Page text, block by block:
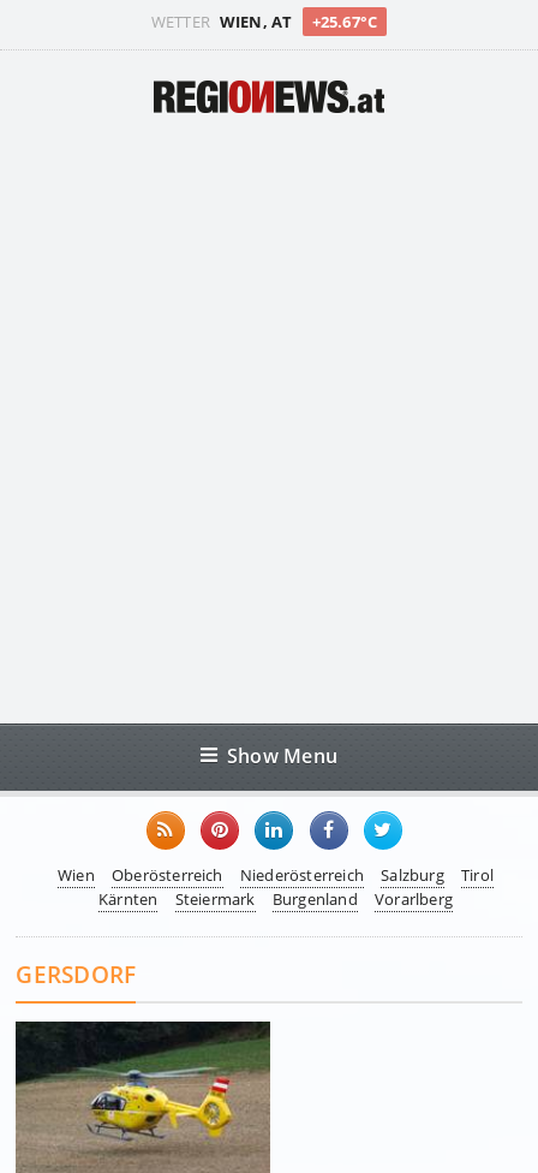
WETTER WIEN, AT +25.67°C
Show Menu
Wien Oberösterreich Niederösterreich Salzburg
Tirol
Kärnten
Steiermark Burgenland Vorarlberg
GERSDORF